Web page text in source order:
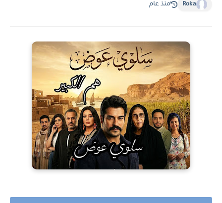
Roka منذ عام